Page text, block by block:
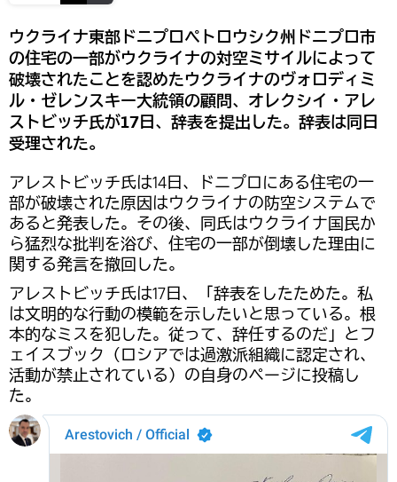
ウクライナ東部ドニプロペトロウシク州ドニプロ市
の住宅の一部がウクライナの対空ミサイルによって
破壊されたことを認めたウクライナのヴォロディミ
ル・ゼレンスキー大統領の顧問、オレクシイ・アレ
ストビッチ氏が17日、辞表を提出した。辞表は同日
受理された。
アレストビッチ氏は14日、ドニプロにある住宅の一
部が破壊された原因はウクライナの防空システムで
あると発表した。その後、同氏はウクライナ国民か
ら猛烈な批判を浴び、住宅の一部が倒壊した理由に
関する発言を撤回した。
アレストビッチ氏は17日、「辞表をしたためた。私
は文明的な行動の模範を示したいと思っている。根
本的なミスを犯した。従って、辞任するのだ」とフ
ェイスブック（ロシアでは過激派組織に認定され、
活動が禁止されている）の自身のページに投稿し
た。